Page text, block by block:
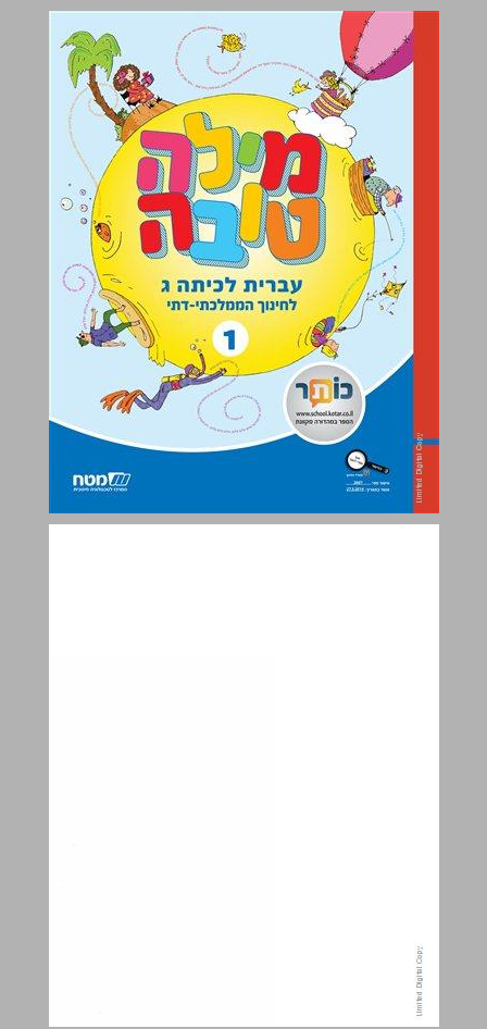
מילה טובה עברית לכיתה ג לחינוך הממלכתי-דתי 1 ... 0